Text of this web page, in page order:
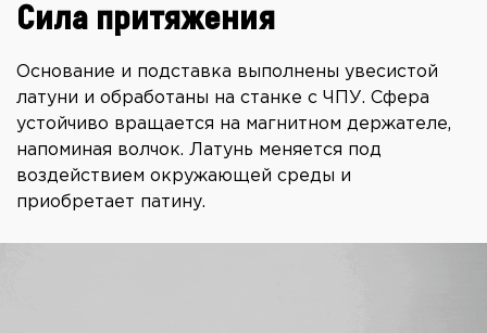
Сила притяжения
Основание и подставка выполнены увесистой
латуни и обработаны на станке с ЧПУ. Сфера
устойчиво вращается на магнитном держателе,
напоминая волчок. Латунь меняется под
воздействием окружающей среды и
приобретает патину.